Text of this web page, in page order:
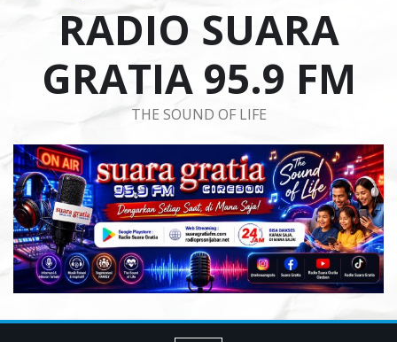
RADIO SUARA
GRATIA 95.9 FM
THE SOUND OF LIFE